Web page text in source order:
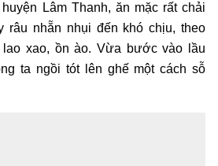
Lâm Thanh, ăn mặc rất chải
râu nhẵn nhụi đến khó chịu, theo
xao, ồn ào. Vừa bước vào lầu
ta ngồi tót lên ghế một cách sỗ